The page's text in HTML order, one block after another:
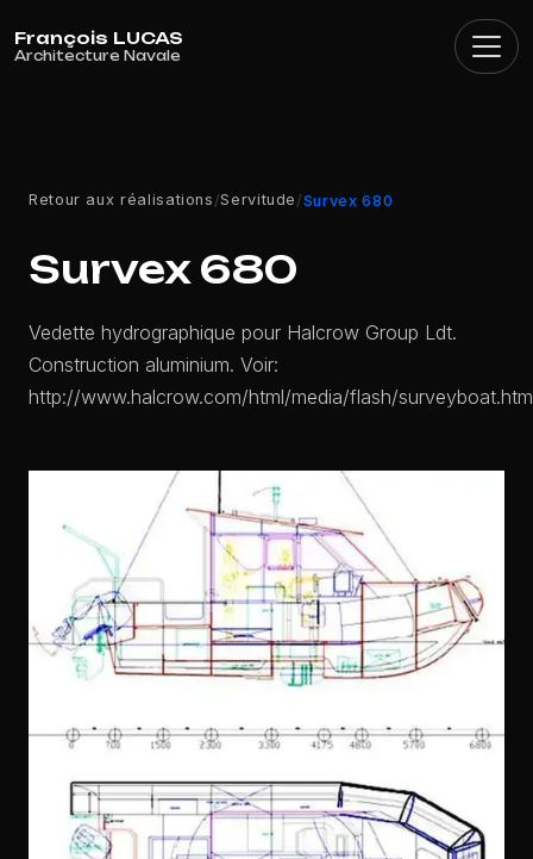
Retour aux réalisations /Servitude /Survex 680
Survex 680
Vedette hydrographique pour Halcrow Group Ldt.
Construction aluminium. Voir:
http://www.halcrow.com/html/media/flash/surveyboat.htm